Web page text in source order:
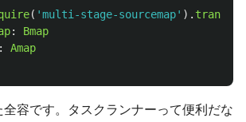
( 'multi-stage-sourcemap' ). transfer
:
Bmap
:
Amap
容です。タスクランナーって便利だな